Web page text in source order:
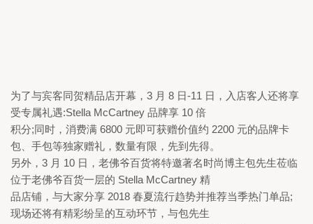
为了与宾客同贺精品店开幕， 3 月 8 日-11 日，入店客人还将享
受专属礼遇:Stella McCartney 品牌享 10 倍
积分;同时，消费满 6800 元即可获赠价值约 2200 元的品牌卡
包、手包等独家赠礼，数量有限，先到先得。
另外， 3 月 10 日，老佛爷百货将特邀著名时尚博主包先生莅临
位于老佛爷百货一层的 Stella McCartney 精
品店铺，与大家分享 2018 春夏流行趋势并推荐当季热门单品;
现场还将有精彩纷呈的互动环节，与包先生